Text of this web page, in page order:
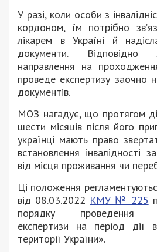
У разі, коли особи з
кордоном, їм потрібно
лікарем в Україні й
документи. Відповідно
направлення на
проведе експертизу заочно
документів.
МОЗ нагадує, що протягом
шести місяців після його
українці мають право
встановлення інвалідності
від місця проживання чи
Ці положення
від 08.03.2022 КМУ № 225
порядку проведення
експертизи на період дії
території України».